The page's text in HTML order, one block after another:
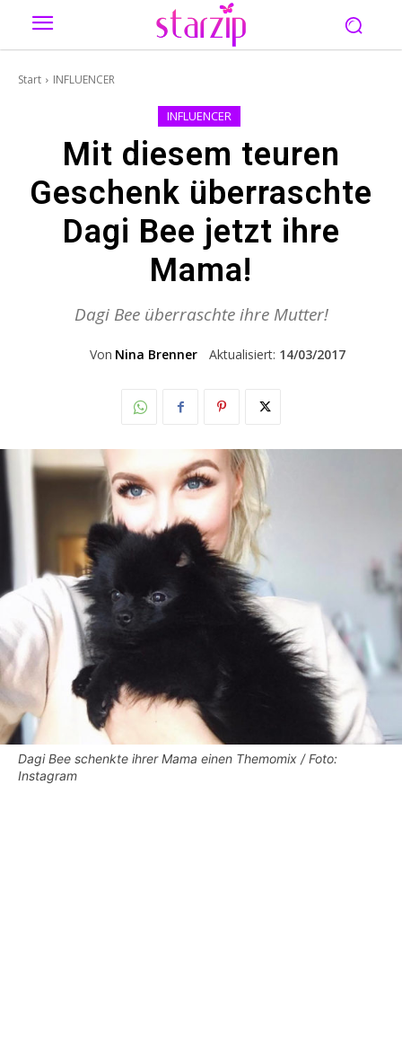
Start INFLUENCER
INFLUENCER
Mit diesem teuren
Geschenk überraschte
Dagi Bee jetzt ihre
Mama!
Dagi Bee überraschte ihre Mutter!
Von Nina Brenner Aktualisiert: 14/03/2017
Dagi Bee schenkte ihrer Mama einen Themomix / Foto:
Instagram